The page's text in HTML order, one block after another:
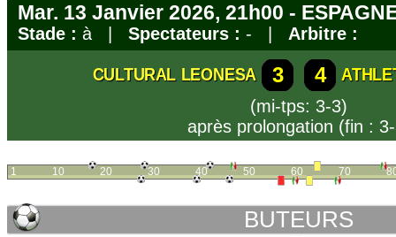
Mar. 13 Janvier 2026, 21h00 -
Stade : à | Spectateurs : - | Arbitre :
CULTURAL LEONESA 3 4
(mi-tps: 3-3)
après prolongation (fin :
1 10 20 30 40 50 60 70
BUTEURS